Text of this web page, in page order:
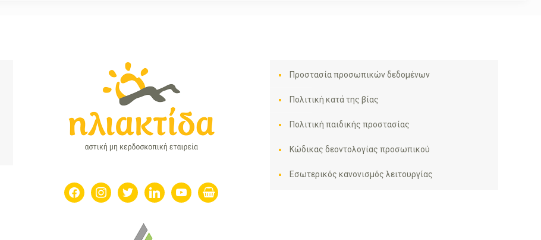
facebookinstagram
twitter linkedinyoutubeshopping-
basket
Προστασία προσωπικών δεδομένων
Πολιτική κατά της βίας
Πολιτική παιδικής προστασίας
Κώδικας δεοντολογίας προσωπικού
Εσωτερικός κανονισμός λειτουργίας